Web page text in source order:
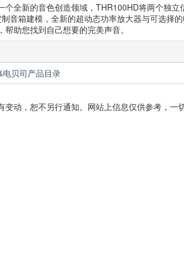
个全新的音色创造领域，THR100HD将两个独
音箱建模，全新的超动态功率放大器与可选择
帮助您找到自己想要的完美声音。
电贝司产品目录
变动，恕不另行通知。网站上信息仅供参考，一